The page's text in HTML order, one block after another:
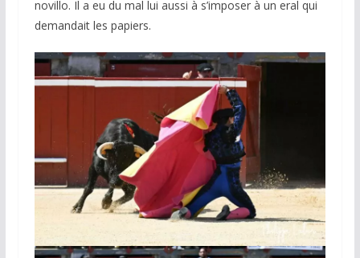
novillo. Il a eu du mal lui aussi à s’imposer à un eral qui
demandait les papiers.